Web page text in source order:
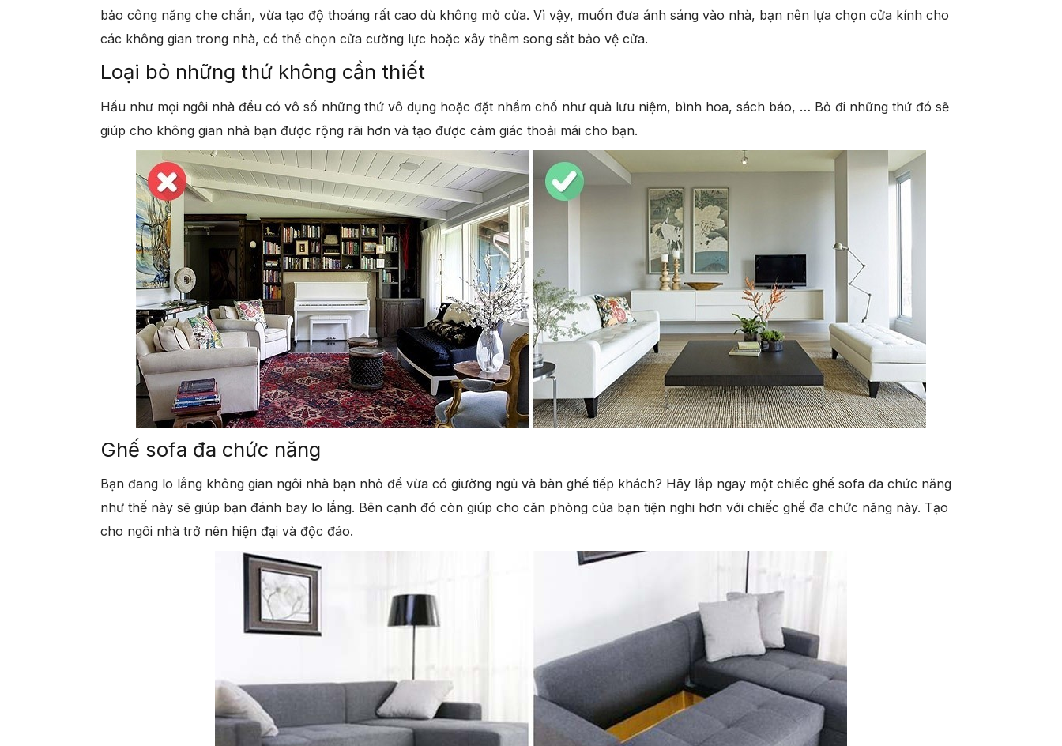
bảo công năng che chắn, vừa tạo độ thoáng rất cao dù không mở cửa. Vì vậy, muốn đưa ánh sáng vào nhà, bạn nên lựa chọn cửa kính cho
các không gian trong nhà, có thể chọn cửa cường lực hoặc xây thêm song sắt bảo vệ cửa.
Loại bỏ những thứ không cần thiết
Hầu như mọi ngôi nhà đều có vô số những thứ vô dụng hoặc đặt nhầm chổ như quà lưu niệm, bình hoa, sách báo, … Bỏ đi những thứ đó sẽ
giúp cho không gian nhà bạn được rộng rãi hơn và tạo được cảm giác thoải mái cho bạn.
Ghế sofa đa chức năng
Bạn đang lo lắng không gian ngôi nhà bạn nhỏ để vừa có giường ngủ và bàn ghế tiếp khách? Hãy lắp ngay một chiếc ghế sofa đa chức năng
như thế này sẽ giúp bạn đánh bay lo lắng. Bên cạnh đó còn giúp cho căn phòng của bạn tiện nghi hơn với chiếc ghế đa chức năng này. Tạo
cho ngôi nhà trở nên hiện đại và độc đáo.